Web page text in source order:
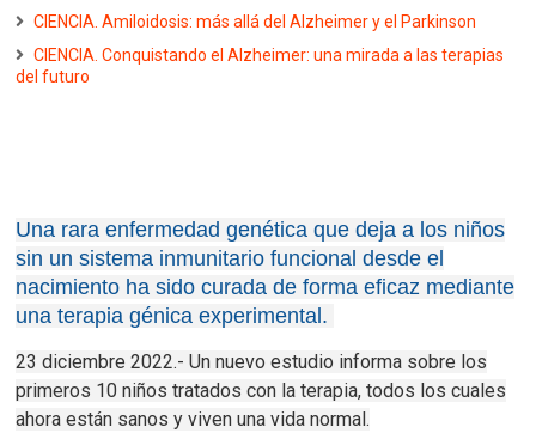
CIENCIA. Amiloidosis: más allá del Alzheimer y el Parkinson
CIENCIA. Conquistando el Alzheimer: una mirada a las terapias
del futuro
Una rara enfermedad genética que deja a los niños
sin un sistema inmunitario funcional desde el
nacimiento ha sido curada de forma eficaz mediante
una terapia génica experimental.
23 diciembre 2022.- Un nuevo estudio informa sobre los
primeros 10 niños tratados con la terapia, todos los cuales
ahora están sanos y viven una vida normal.